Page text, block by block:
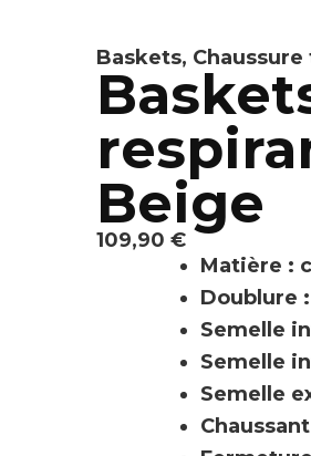
Baskets,
Beige
109,90 €
Matière :
Doublure
Semelle
Semelle
Semelle